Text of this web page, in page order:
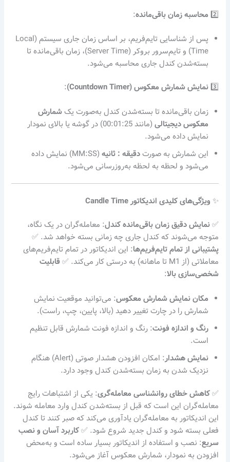
2️⃣ محاسبه زمان باقی‌مانده:
پس از شناسایی تایم‌فریم، بر اساس زمان جاری سیستم (Local
Time) و تایم‌سرور بروکر (Server Time)، زمان باقی‌مانده تا
بسته‌شدن کندل جاری محاسبه می‌شود.
3️⃣ نمایش شمارش معکوس (Countdown Timer) :
زمان باقی‌مانده تا بسته‌شدن کندل به‌صورت یکشمارش
معکوس دیجیتالی
(مانند 00:01:25) در گوشه یا بالای نمودار
نمایش داده می‌شود.
این شمارش به صورتدقیقه : ثانیه
(MM:SS) نمایش داده
می‌شود و لحظه به لحظه به‌روزرسانی می‌شود.
✨ ویژگی‌های کلیدی اندیکاتور Candle Time
✅نمایش دقیق زمان باقی‌مانده کندل: معامله‌گران در یک نگاه،
متوجه می‌شوند که کندل جاری چه زمانی بسته خواهد شد. ✅
پشتیبانی از تمام تایم‌فریم‌ها: این اندیکاتور در تمام تایم‌فریم‌های
معاملاتی (از M1 تا ماهانه) به درستی کار می‌کند. ✅
قابلیت
شخصی‌سازی بالا:
مکان نمایش شمارش معکوس: می‌توانید موقعیت نمایش
شمارش را در چارت تغییر دهید (بالا، پایین، چپ، راست).
رنگ و اندازه فونت: رنگ و اندازه فونت شمارش قابل تنظیم
است.
نمایش هشدار
: امکان افزودن هشدار صوتی (Alert) هنگام
نزدیک شدن به زمان بسته‌شدن کندل وجود دارد.
✅کاهش خطای روانشناسی معامله‌گری: یکی از اشتباهات رایج
معامله‌گران این است که قبل از بسته‌شدن کندل وارد معامله شوند.
این اندیکاتور به معامله‌گران یادآوری می‌کند که صبر کنند تا کندل
فعلی بسته شود و کندل جدید شروع شود. ✅کاربرد آسان و نصب
سریع: نصب و استفاده از اندیکاتور بسیار ساده است و به‌محض
افزودن به نمودار، شمارش معکوس آغاز می‌شود.